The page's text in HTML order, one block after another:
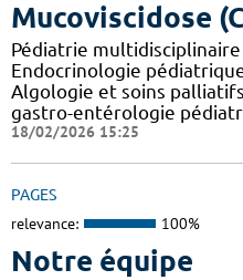
Mucoviscidose
Pédiatrie
Endocrinologie
Algologie et soins
gastro-entérologie
18/02/2026 15:25
PAGES
relevance: 100%
Notre équipe